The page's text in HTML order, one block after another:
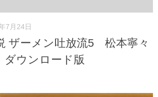
7月24日
ザーメン吐放流5 松本寧々
ダウンロード版